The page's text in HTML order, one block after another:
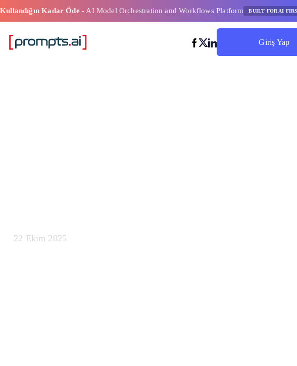
Kullandığın Kadar Öde- AI Model Orchestration and Workflows Platform BUILT FOR AI
Giriş Yap
22 Ekim 2025